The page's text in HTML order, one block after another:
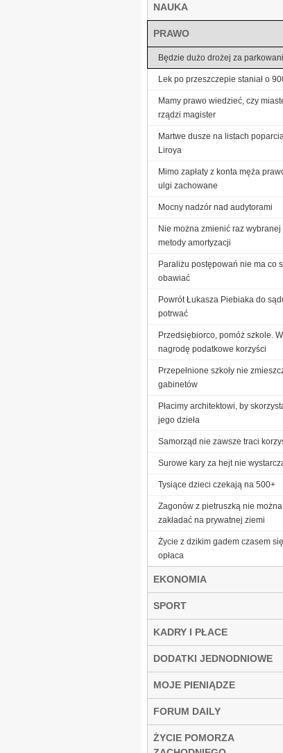
NAUKA
PRAWO
Będzie dużo drożej za
Lek po przeszczepie staniał o
Mamy prawo wiedzieć, czy
rządzi magister
Martwe dusze na listach poparcia
Liroya
Mimo zapłaty z konta męża
ulgi zachowane
Mocny nadzór nad audytorami
Nie można zmienić raz wybranej
metody amortyzacji
Paraliżu postępowań nie ma co
obawiać
Powrót Łukasza Piebiaka do
potrwać
Przedsiębiorco, pomóż szkole. W
nagrodę podatkowe korzyści
Przepełnione szkoły nie
gabinetów
Płacimy architektowi, by
jego dzieła
Samorząd nie zawsze traci
Surowe kary za hejt nie
Tysiące dzieci czekają na 500+
Zagonów z pietruszką nie można
zakładać na prywatnej ziemi
Życie z dzikim gadem czasem się
opłaca
EKONOMIA
SPORT
KADRY I PŁACE
DODATKI JEDNODNIOWE
MOJE PIENIĄDZE
FORUM DAILY
ŻYCIE POMORZA